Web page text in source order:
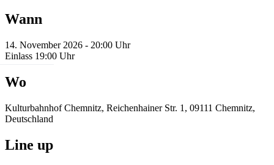
Wann
14. November 2026 - 20:00 Uhr
Einlass 19:00 Uhr
Wo
Kulturbahnhof Chemnitz, Reichenhainer Str. 1, 09111 Chemnitz,
Deutschland
Line up